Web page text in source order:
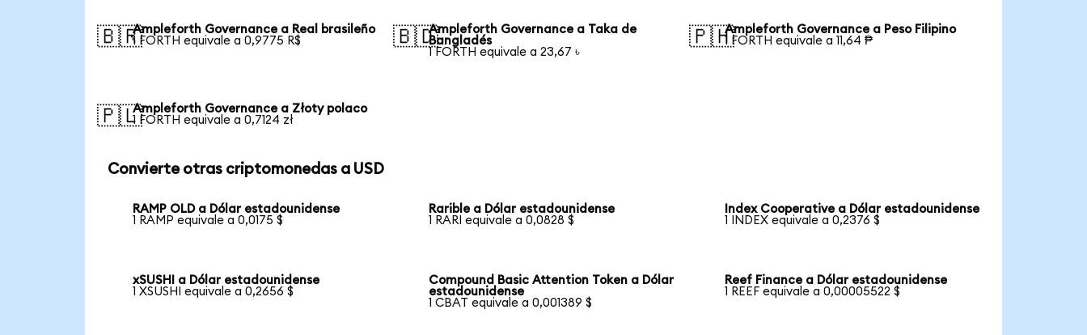
🇧🇷Ampleforth Governance a Real brasileño
1 FORTH equivale a 0,9775 R$
🇧🇩Ampleforth Governance a Taka de
Bangladés
1 FORTH equivale a 23,67 ৳
🇵🇭Ampleforth Governance a Peso Filipino
1 FORTH equivale a 11,64 ₱
🇵🇱Ampleforth Governance a Złoty polaco
1 FORTH equivale a 0,7124 zł
Convierte otras criptomonedas a USD
RAMP OLD a Dólar estadounidense
1 RAMP equivale a 0,0175 $
Rarible a Dólar estadounidense
1 RARI equivale a 0,0828 $
Index Cooperative a Dólar estadounidense
1 INDEX equivale a 0,2376 $
xSUSHI a Dólar estadounidense
1 XSUSHI equivale a 0,2656 $
Compound Basic Attention Token a Dólar
estadounidense
1 CBAT equivale a 0,001389 $
Reef Finance a Dólar estadounidense
1 REEF equivale a 0,00005522 $